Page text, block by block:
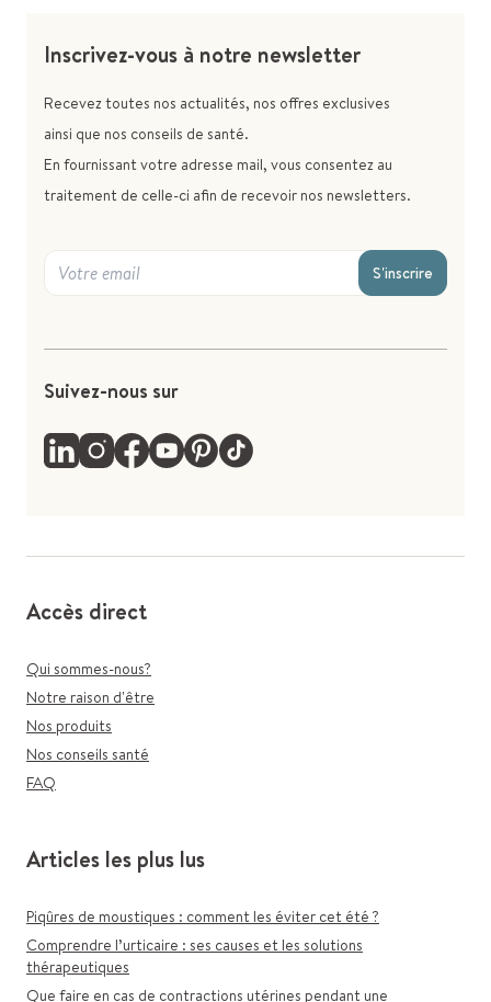
Inscrivez-vous à notre newsletter
Recevez toutes nos actualités, nos offres exclusives
ainsi que nos conseils de santé.
En fournissant votre adresse mail, vous consentez au
traitement de celle-ci afin de recevoir nos newsletters.
S'inscrire
Suivez-nous sur
Accès direct
Qui sommes-nous?
Notre raison d'être
Nos produits
Nos conseils santé
FAQ
Articles les plus lus
Piqûres de moustiques : comment les éviter cet été ?
Comprendre l’urticaire : ses causes et les solutions
thérapeutiques
Que faire en cas de contractions utérines pendant une